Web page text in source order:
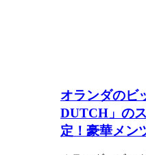
オランダのビ
DUTCH」の
定！豪華メン